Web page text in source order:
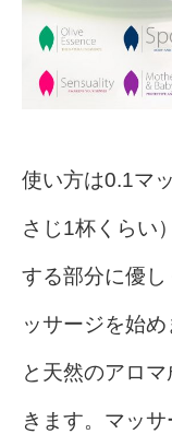
使い方は0.1マ
さじ1杯くらい
する部分に優
ッサージを始
と天然のアロ
きます。マッ